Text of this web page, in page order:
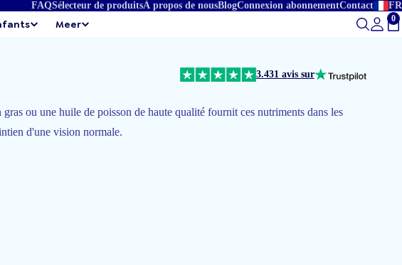
FAQSélecteur de produitsÀ propos de nousBlogConnexion abonnementContact FR
Meer 0
3.431 avis sur
ou une huile de poisson de haute qualité fournit ces nutriments dans les
d'une vision normale.